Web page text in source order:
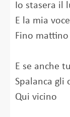
Io stasera il
E la mia
Fino mattino
E se anche
Spalanca gli
Qui vicino